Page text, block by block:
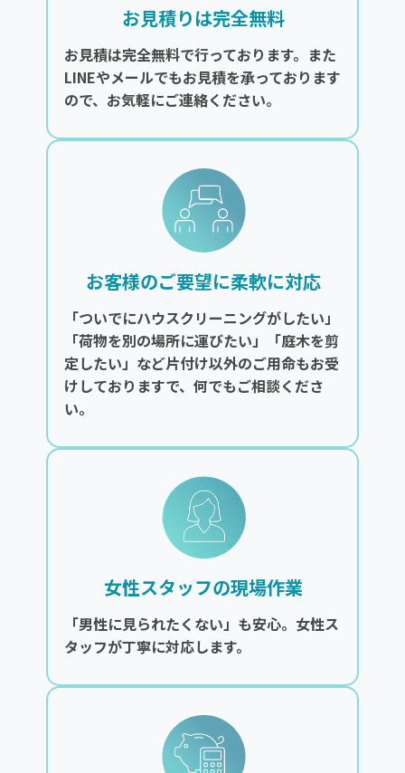
お見積りは完全無料
お見積は完全無料で行っております。また
LINEやメールでもお見積を承っております
ので、お気軽にご連絡ください。
お客様のご要望に柔軟に対応
「ついでにハウスクリーニングがしたい」
「荷物を別の場所に運びたい」「庭木を剪
定したい」など片付け以外のご用命もお受
けしておりますで、何でもご相談くださ
い。
女性スタッフの現場作業
「男性に見られたくない」も安心。女性ス
タッフが丁寧に対応します。